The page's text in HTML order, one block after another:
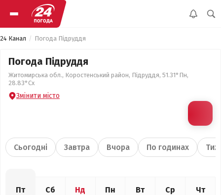
24 Канал Погода Підруддя
Погода Підруддя
Житомирська обл., Коростенський район, Підруддя, 51.31°Пн,
28.83°Сх
Змінити місто
Сьогодні Завтра Вчора По годинах
Пт Сб Нд Пн Вт Ср Чт